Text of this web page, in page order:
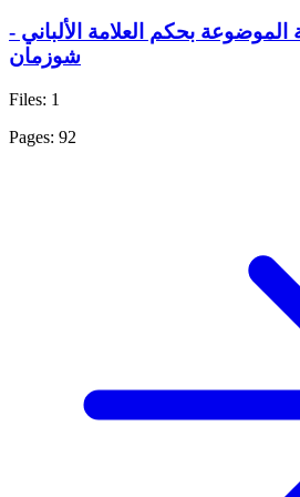
الموضوعة بحكم العلامة الألباني -
شوزمان
Files: 1
Pages: 92